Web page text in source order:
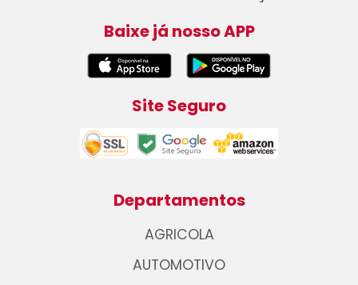
Baixe já nosso APP
Site Seguro
Departamentos
AGRICOLA
AUTOMOTIVO